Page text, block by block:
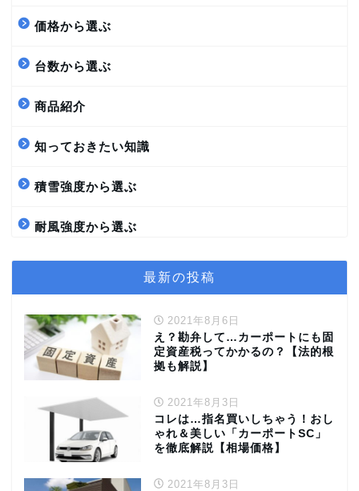
価格から選ぶ
台数から選ぶ
商品紹介
知っておきたい知識
積雪強度から選ぶ
耐風強度から選ぶ
最新の投稿
2021年8月6日
え？勘弁して…カーポートにも固
定資産税ってかかるの？【法的根
拠も解説】
2021年8月3日
コレは…指名買いしちゃう！おし
ゃれ＆美しい「カーポートSC」
を徹底解説【相場価格】
2021年8月3日